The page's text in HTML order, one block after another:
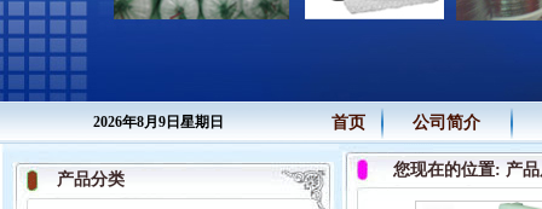
2026年8月9日星期日 首页 公司简介
产品分类
您现在的位置: 产